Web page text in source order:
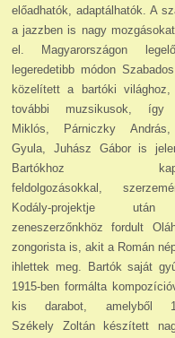
előadhatók, adaptálhatók. A
a jazzben is nagy
el. Magyarországon
legeredetibb módon
közelített a bartóki világhoz,
további muzsikusok, így
Miklós, Párniczky
Gyula, Juhász Gábor is
Bartókhoz
feldolgozásokkal,
Kodály-projektje
zeneszerzőnkhöz fordult
zongorista is, akit a Román
ihlettek meg. Bartók saját
1915-ben formálta
kis darabot, amelyből
Székely Zoltán készített